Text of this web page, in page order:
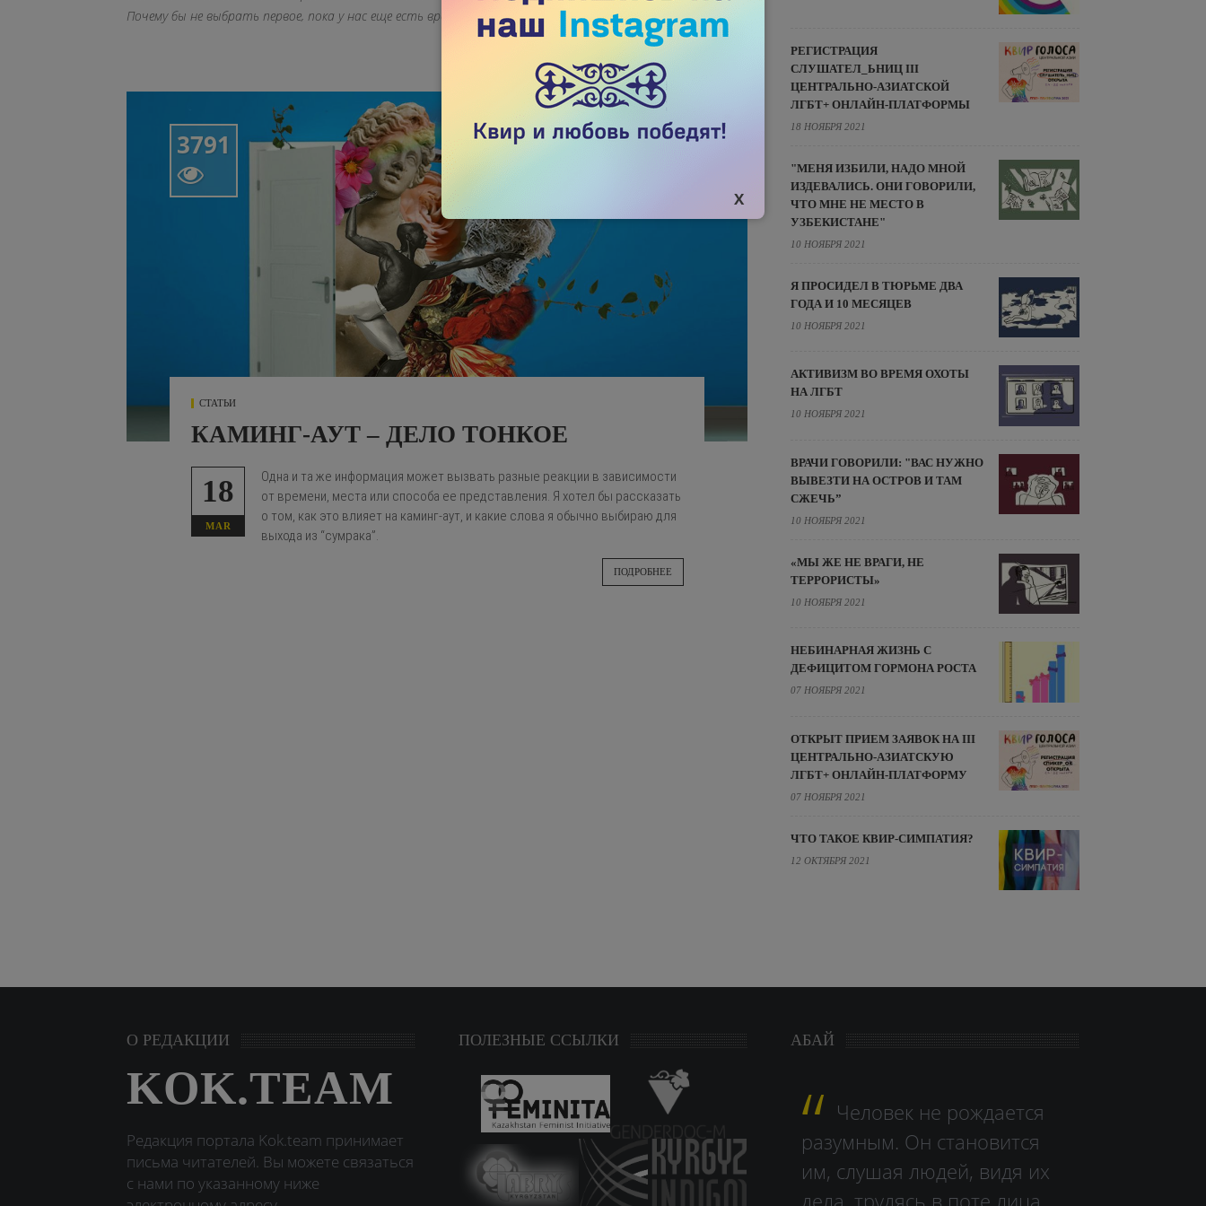
Почему бы не выбрать первое, пока у нас еще есть время?»
3791

СТАТЬИ
КАМИНГ-АУТ – ДЕЛО ТОНКОЕ
18
MAR
Одна и та же информация может вызвать разные реакции в зависимости
от времени, места или способа ее представления. Я хотел бы рассказать
о том, как это влияет на каминг-аут, и какие слова я обычно выбираю для
выхода из “сумрака”.
ПОДРОБНЕЕ
РЕГИСТРАЦИЯ
СЛУШАТЕЛ_ЬНИЦ III
ЦЕНТРАЛЬНО-АЗИАТСКОЙ
ЛГБТ+ ОНЛАЙН-ПЛАТФОРМЫ
18 НОЯБРЯ 2021
"МЕНЯ ИЗБИЛИ, НАДО МНОЙ
ИЗДЕВАЛИСЬ. ОНИ ГОВОРИЛИ,
ЧТО МНЕ НЕ МЕСТО В
УЗБЕКИСТАНЕ"
10 НОЯБРЯ 2021
Я ПРОСИДЕЛ В ТЮРЬМЕ ДВА
ГОДА И 10 МЕСЯЦЕВ
10 НОЯБРЯ 2021
АКТИВИЗМ ВО ВРЕМЯ ОХОТЫ
НА ЛГБТ
10 НОЯБРЯ 2021
ВРАЧИ ГОВОРИЛИ: "ВАС НУЖНО
ВЫВЕЗТИ НА ОСТРОВ И ТАМ
СЖЕЧЬ”
10 НОЯБРЯ 2021
«МЫ ЖЕ НЕ ВРАГИ, НЕ
ТЕРРОРИСТЫ»
10 НОЯБРЯ 2021
НЕБИНАРНАЯ ЖИЗНЬ С
ДЕФИЦИТОМ ГОРМОНА РОСТА
07 НОЯБРЯ 2021
ОТКРЫТ ПРИЕМ ЗАЯВОК НА III
ЦЕНТРАЛЬНО-АЗИАТСКУЮ
ЛГБТ+ ОНЛАЙН-ПЛАТФОРМУ
07 НОЯБРЯ 2021
ЧТО ТАКОЕ КВИР-СИМПАТИЯ?
12 ОКТЯБРЯ 2021
О РЕДАКЦИИ
KOK.TEAM
Редакция портала Kok.team принимает
письма читателей. Вы можете связаться
с нами по указанному ниже
ПОЛЕЗНЫЕ ССЫЛКИ АБАЙ
Человек не рождается
разумным. Он становится
им, слушая людей, видя их
дела, тру­дясь в поте лица.